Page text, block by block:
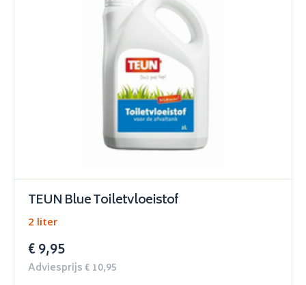
TEUN Blue Toiletvloeistof
2 liter
€ 9,95
Adviesprijs € 10,95